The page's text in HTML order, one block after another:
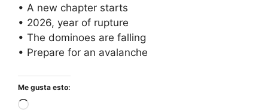
• A new chapter starts
• 2026, year of rupture
• The dominoes are falling
• Prepare for an avalanche
Me gusta esto:
Cargando...